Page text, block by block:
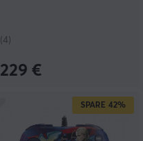
(4)
229 €
SPARE 42%